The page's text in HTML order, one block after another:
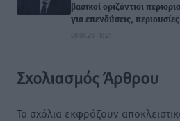
βασικοί οριζόντιοι
για επενδύσεις,
08.08.26 · 18:21
Σχολιασμός Άρθρου
Τα σχόλια εκφράζουν